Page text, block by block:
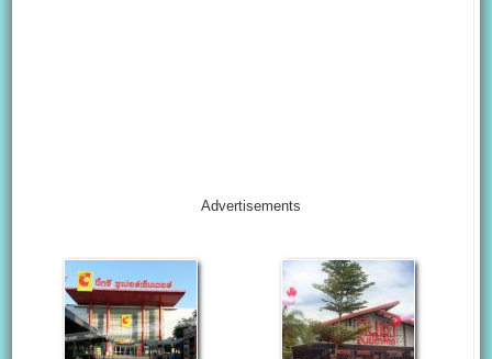
Advertisements